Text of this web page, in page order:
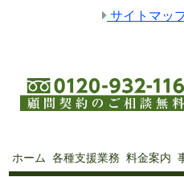
サイトマッ
ホーム 各種支援業務 料金案内